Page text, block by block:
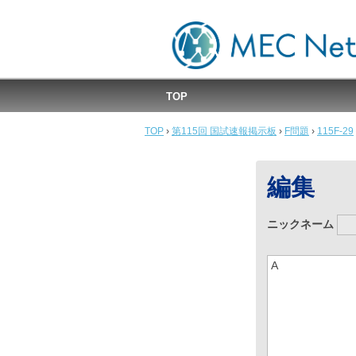
MEC国試速報掲示板
TOP
TOP › 第115回 国試速報掲示板 › F問題 › 115F-29
編集
ニックネーム